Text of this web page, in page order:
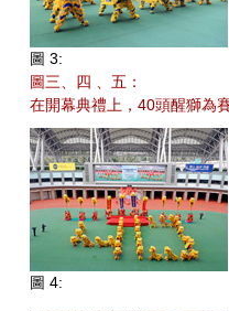
圖 3:
圖三、四 、五：
在開幕典禮上，40頭醒獅為
圖 4: